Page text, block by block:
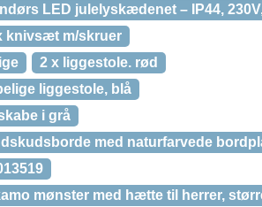
LED julelyskædenet – IP44,
knivsæt m/skruer
2 x liggestole. rød
liggestole, blå
i grå
med naturfarvede
mønster med hætte til herrer,